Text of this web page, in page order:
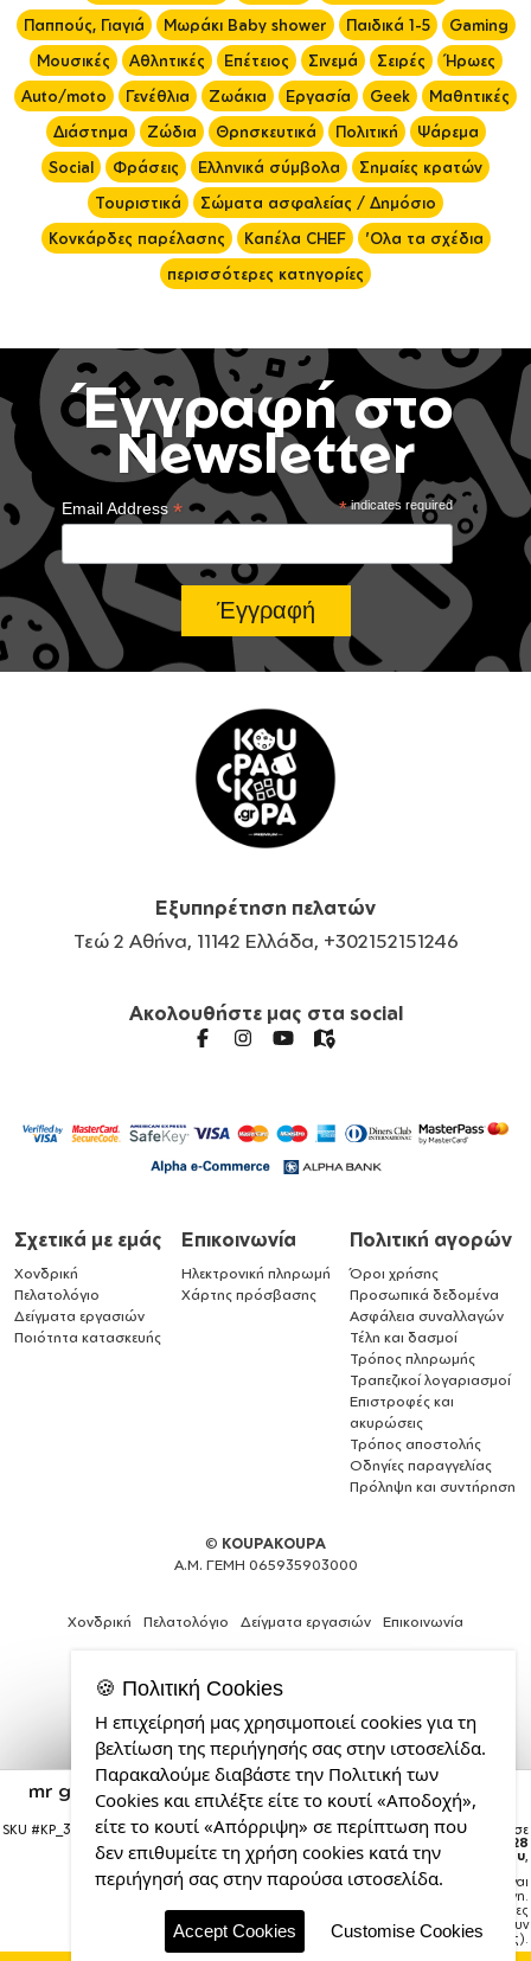
mr gingerbread, Κούπα Mega 15oz, κεραμική Μαύρη,
450ml
SKU #KP_3724_mug15-black Η παραγγελία σας θα παραδοθεί σε
courier έως την Παρασκευή 28
Αυγούστου,
Σημείωση:Η παράδοση στο courier είναι
εκτιμώμενη.
1–3 εργάσιμες
ημέρες (ενδέχεται να υπάρξουν
καθυστερήσεις).
Παππούς, Γιαγιά
Μωράκι Baby shower Παιδικά 1-5
Gaming
Μουσικές
Αθλητικές Επέτειος Σινεμά Σειρές
Ήρωες
Auto/moto
Γενέθλια Ζωάκια Εργασία Geek
Μαθητικές
Διάστημα
Ζώδια Θρησκευτικά Πολιτική
Ψάρεμα
Social
Φράσεις Ελληνικά σύμβολα
Σημαίες κρατών
Τουριστικά
Σώματα ασφαλείας / Δημόσιο
Κονκάρδες παρέλασης
Καπέλα CHEF
'Ολα τα σχέδια
περισσότερες κατηγορίες
Έγγραφή στο
Newsletter
*indicates required
Email Address*
Εξυπηρέτηση πελατών
Τεώ 2 Αθήνα, 11142 Ελλάδα, +302152151246
Ακολουθήστε μας στα social
Σχετικά με εμάς
Χονδρική
Πελατολόγιο
Δείγματα εργασιών
Ποιότητα κατασκευής
Επικοινωνία
Ηλεκτρονική πληρωμή
Χάρτης πρόσβασης
Πολιτική αγορών
Όροι χρήσης
Προσωπικά δεδομένα
Ασφάλεια συναλλαγών
Τέλη και δασμοί
Τρόπος πληρωμής
Τραπεζικοί λογαριασμοί
Επιστροφές και
ακυρώσεις
Τρόπος αποστολής
Οδηγίες παραγγελίας
Πρόληψη και συντήρηση
© KOUPAKOUPA
Α.Μ. ΓΕΜΗ 065935903000
Χονδρική Πελατολόγιο Δείγματα εργασιών Επικοινωνία
Κατασκευή
ιστοσελίδων
και
Web
Design
από
την
CDL.gr
🍪 Πολιτική Cookies
Η επιχείρησή μας χρησιμοποιεί cookies για τη
βελτίωση της περιήγησής σας στην ιστοσελίδα.
Παρακαλούμε διαβάστε την Πολιτική των
Cookies και επιλέξτε είτε το κουτί «Αποδοχή»,
είτε το κουτί «Απόρριψη» σε περίπτωση που
δεν επιθυμείτε τη χρήση cookies κατά την
περιήγησή σας στην παρούσα ιστοσελίδα.
Accept Cookies Customise Cookies